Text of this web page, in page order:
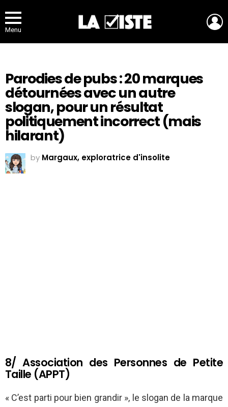
Menu
Parodies de pubs : 20 marques
détournées avec un autre
slogan, pour un résultat
politiquement incorrect (mais
hilarant)
by Margaux, exploratrice d'insolite
8/ Association des Personnes de Petite
Taille (APPT)
« C’est parti pour bien grandir », le slogan de la marque